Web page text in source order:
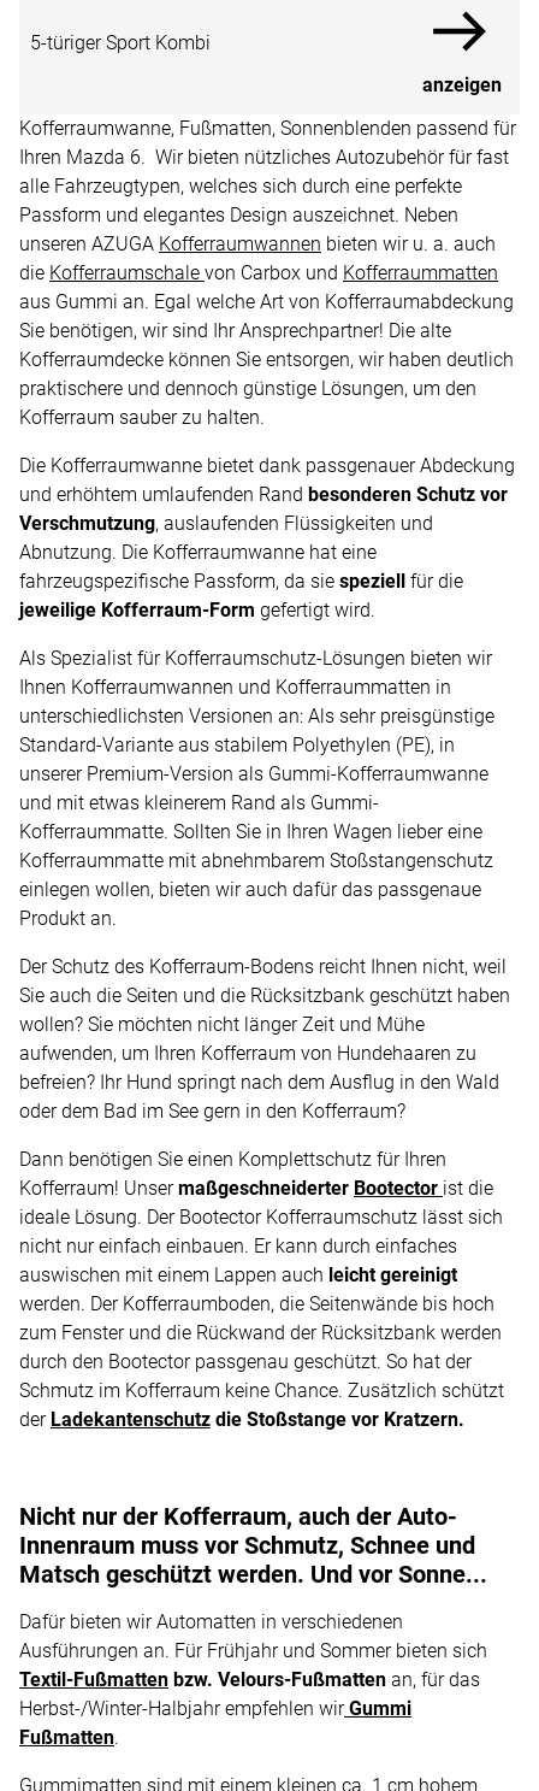
5-türiger Sport Kombi
anzeigen
Kofferraumwanne, Fußmatten, Sonnenblenden passend für
Ihren Mazda 6. Wir bieten nützliches Autozubehör für fast
alle Fahrzeugtypen, welches sich durch eine perfekte
Passform und elegantes Design auszeichnet. Neben
unseren AZUGA Kofferraumwannen bieten wir u. a. auch
die Kofferraumschale von Carbox und Kofferraummatten
aus Gummi an. Egal welche Art von Kofferraumabdeckung
Sie benötigen, wir sind Ihr Ansprechpartner! Die alte
Kofferraumdecke können Sie entsorgen, wir haben deutlich
praktischere und dennoch günstige Lösungen, um den
Kofferraum sauber zu halten.
Die Kofferraumwanne bietet dank passgenauer Abdeckung
und erhöhtem umlaufenden Rand besonderen Schutz vor
Verschmutzung, auslaufenden Flüssigkeiten und
Abnutzung. Die Kofferraumwanne hat eine
fahrzeugspezifische Passform, da sie speziell für die
jeweilige Kofferraum-Form gefertigt wird.
Als Spezialist für Kofferraumschutz-Lösungen bieten wir
Ihnen Kofferraumwannen und Kofferraummatten in
unterschiedlichsten Versionen an: Als sehr preisgünstige
Standard-Variante aus stabilem Polyethylen (PE), in
unserer Premium-Version als Gummi-Kofferraumwanne
und mit etwas kleinerem Rand als Gummi-
Kofferraummatte. Sollten Sie in Ihren Wagen lieber eine
Kofferraummatte mit abnehmbarem Stoßstangenschutz
einlegen wollen, bieten wir auch dafür das passgenaue
Produkt an.
Der Schutz des Kofferraum-Bodens reicht Ihnen nicht, weil
Sie auch die Seiten und die Rücksitzbank geschützt haben
wollen? Sie möchten nicht länger Zeit und Mühe
aufwenden, um Ihren Kofferraum von Hundehaaren zu
befreien? Ihr Hund springt nach dem Ausflug in den Wald
oder dem Bad im See gern in den Kofferraum?
Dann benötigen Sie einen Komplettschutz für Ihren
Kofferraum! Unsermaßgeschneiderter Bootector ist die
ideale Lösung. Der Bootector Kofferraumschutz lässt sich
nicht nur einfach einbauen. Er kann durch einfaches
auswischen mit einem Lappen auch leicht gereinigt
werden. Der Kofferraumboden, die Seitenwände bis hoch
zum Fenster und die Rückwand der Rücksitzbank werden
durch den Bootector passgenau geschützt. So hat der
Schmutz im Kofferraum keine Chance. Zusätzlich schützt
der Ladekantenschutz die Stoßstange vor Kratzern.
Nicht nur der Kofferraum, auch der Auto-
Innenraum muss vor Schmutz, Schnee und
Matsch geschützt werden. Und vor Sonne...
Dafür bieten wir Automatten in verschiedenen
Ausführungen an. Für Frühjahr und Sommer bieten sich
Textil-Fußmatten bzw. Velours-Fußmatten an, für das
Herbst-/Winter-Halbjahr empfehlen wir Gummi
Fußmatten.
Gummimatten sind mit einem kleinen ca. 1 cm hohem